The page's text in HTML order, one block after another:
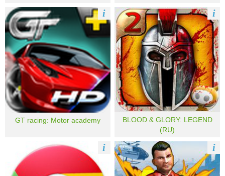
GT racing: Motor academy
i
BLOOD & GLORY: LEGEND
(RU)
i
i i